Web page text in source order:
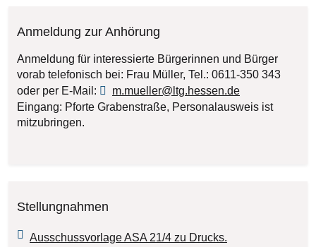
Anmeldung zur Anhörung
Anmeldung für interessierte Bürgerinnen und Bürger
vorab telefonisch bei: Frau Müller, Tel.: 0611-350 343
oder per E-Mail:
m.mueller@ltg.hessen.de
Eingang: Pforte Grabenstraße, Personalausweis ist
mitzubringen.
Stellungnahmen
Ausschussvorlage ASA 21/4 zu Drucks.